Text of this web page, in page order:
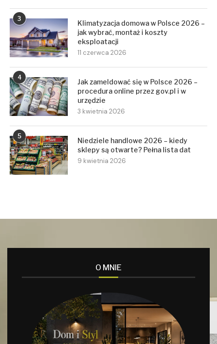
3
Klimatyzacja domowa w Polsce 2026 –
jak wybrać, montaż i koszty
eksploatacji
11 czerwca 2026
4
Jak zameldować się w Polsce 2026 –
procedura online przez gov.pl i w
urzędzie
3 kwietnia 2026
5
Niedziele handlowe 2026 – kiedy
sklepy są otwarte? Pełna lista dat
9 kwietnia 2026
O MNIE